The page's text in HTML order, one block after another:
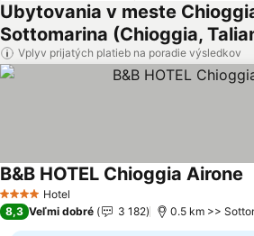
Ubytovania v meste
Sottomarina (Chioggia,
Vplyv prijatých platieb na poradie výsledkov
4 Počet hviezdičiek
Hotel
B&B HOTEL Chioggia Airone
8,3 Veľmi dobré 3 182 0.5 km >>